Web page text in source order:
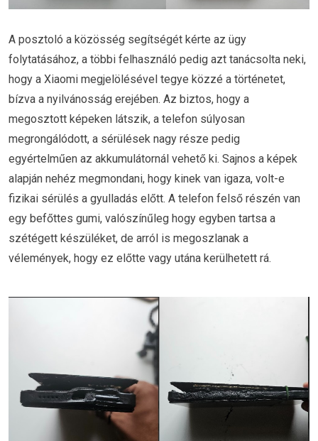
A posztoló a közösség segítségét kérte az ügy
folytatásához, a többi felhasználó pedig azt tanácsolta neki,
hogy a Xiaomi megjelölésével tegye közzé a történetet,
bízva a nyilvánosság erejében. Az biztos, hogy a
megosztott képeken látszik, a telefon súlyosan
megrongálódott, a sérülések nagy része pedig
egyértelműen az akkumulátornál vehető ki. Sajnos a képek
alapján nehéz megmondani, hogy kinek van igaza, volt-e
fizikai sérülés a gyulladás előtt. A telefon felső részén van
egy befőttes gumi, valószínűleg hogy egyben tartsa a
szétégett készüléket, de arról is megoszlanak a
vélemények, hogy ez előtte vagy utána kerülhetett rá.